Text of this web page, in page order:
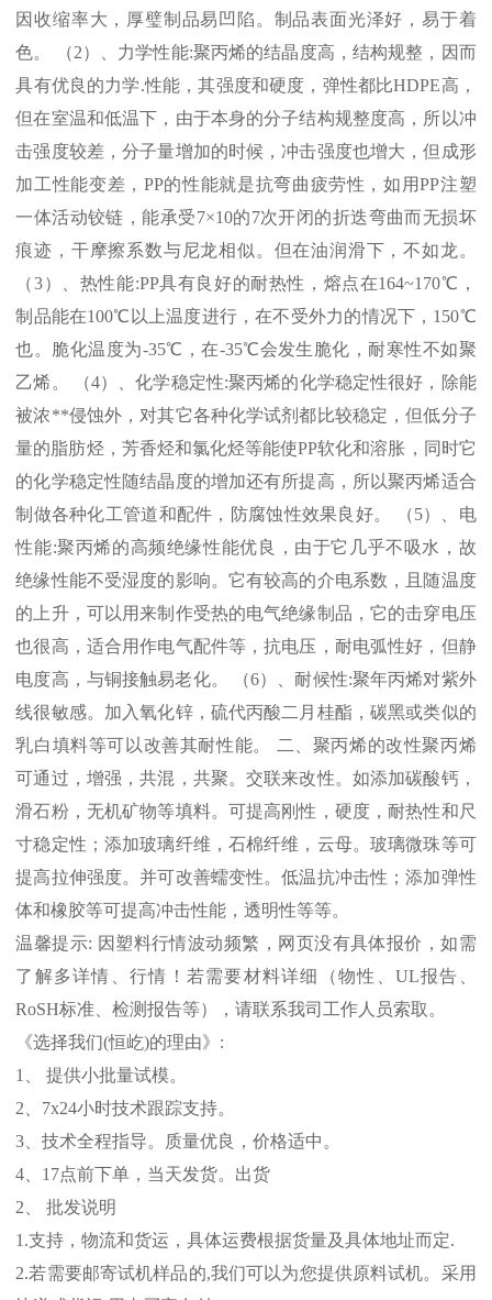
因收缩率大，厚璧制品易凹陷。制品表面光泽好，易于着
色。 （2）、力学性能:聚丙烯的结晶度高，结构规整，因而
具有优良的力学.性能，其强度和硬度，弹性都比HDPE高，
但在室温和低温下，由于本身的分子结构规整度高，所以冲
击强度较差，分子量增加的时候，冲击强度也增大，但成形
加工性能变差， PP的性能就是抗弯曲疲劳性，如用PP注塑
一体活动铰链，能承受7×10的7次开闭的折迭弯曲而无损坏
痕迹，干摩擦系数与尼龙相似。但在油润滑下，不如龙。
（3）、热性能:PP具有良好的耐热性，熔点在164~170℃ ，
制品能在100℃ 以上温度进行，在不受外力的情况下， 150℃
也。脆化温度为-35℃ ，在-35℃会发生脆化，耐寒性不如聚
乙烯。 （4）、化学稳定性:聚丙烯的化学稳定性很好，除能
被浓**侵蚀外，对其它各种化学试剂都比较稳定，但低分子
量的脂肪烃，芳香烃和氯化烃等能使PP软化和溶胀，同时它
的化学稳定性随结晶度的增加还有所提高，所以聚丙烯适合
制做各种化工管道和配件，防腐蚀性效果良好。 （5）、电
性能:聚丙烯的高频绝缘性能优良，由于它几乎不吸水，故
绝缘性能不受湿度的影响。它有较高的介电系数，且随温度
的上升，可以用来制作受热的电气绝缘制品，它的击穿电压
也很高，适合用作电气配件等，抗电压，耐电弧性好，但静
电度高，与铜接触易老化。 （6）、耐候性:聚年丙烯对紫外
线很敏感。加入氧化锌，硫代丙酸二月桂酯，碳黑或类似的
乳白填料等可以改善其耐性能。 二、聚丙烯的改性聚丙烯
可通过，增强，共混，共聚。交联来改性。如添加碳酸钙，
滑石粉，无机矿物等填料。可提高刚性，硬度，耐热性和尺
寸稳定性；添加玻璃纤维，石棉纤维，云母。玻璃微珠等可
提高拉伸强度。并可改善蠕变性。低温抗冲击性；添加弹性
体和橡胶等可提高冲击性能，透明性等等。
温馨提示: 因塑料行情波动频繁，网页没有具体报价，如需
了解多详情、行情！若需要材料详细（物性、 UL报告、
RoSH标准、检测报告等），请联系我司工作人员索取。
《选择我们(恒屹)的理由》 :
1
、 提供小批量试模。
2
7x24小时技术跟踪支持。
3 、技术全程指导。质量优良，价格适中。
4
17点前下单，当天发货。出货
2 、 批发说明
1.支持，物流和货运，具体运费根据货量及具体地址而定.
2.若需要邮寄试机样品的,我们可以为您提供原料试机。采用